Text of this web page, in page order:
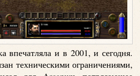
впечатляла и в 2001, и сегодня.
техническими ограничениями,